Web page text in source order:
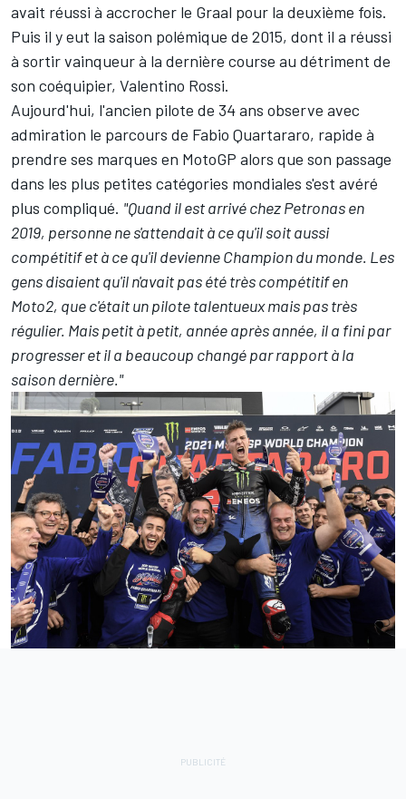
avait réussi à accrocher le Graal pour la deuxième fois.
Puis il y eut la saison polémique de 2015, dont il a réussi
à sortir vainqueur à la dernière course au détriment de
son coéquipier, Valentino Rossi.
Aujourd'hui, l'ancien pilote de 34 ans observe avec
admiration le parcours de Fabio Quartararo, rapide à
prendre ses marques en MotoGP alors que son passage
dans les plus petites catégories mondiales s'est avéré
plus compliqué. "Quand il est arrivé chez Petronas en
2019, personne ne s'attendait à ce qu'il soit aussi
compétitif et à ce qu'il devienne Champion du monde. Les
gens disaient qu'il n'avait pas été très compétitif en
Moto2, que c'était un pilote talentueux mais pas très
régulier. Mais petit à petit, année après année, il a fini par
progresser et il a beaucoup changé par rapport à la
saison dernière."